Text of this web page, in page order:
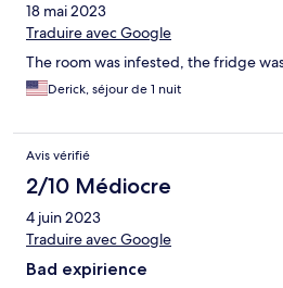
18 mai 2023
Traduire avec Google
The room was infested, the fridge
Derick, séjour de 1 nuit
Avis vérifié
2/10 Médiocre
4 juin 2023
Traduire avec Google
Bad expirience